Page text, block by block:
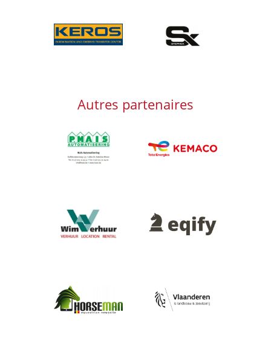
Afbeelding
Afbeelding
Autres partenaires
Afbeelding
Afbeelding
Afbeelding Afbeelding
Afbeelding Afbeelding